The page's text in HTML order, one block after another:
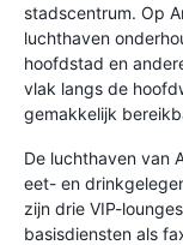
stadscentrum. Op
luchthaven
hoofdstad en
vlak langs de
gemakkelijk
De luchthaven van
eet- en
zijn drie VIP-
basisdiensten als